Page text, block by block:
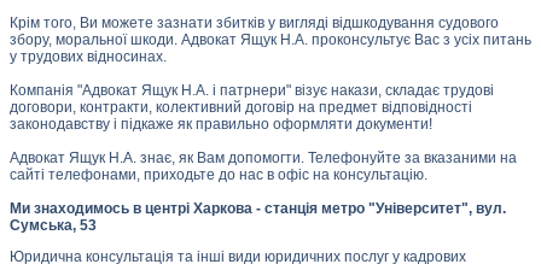
Крім того, Ви можете зазнати збитків у вигляді відшкодування судового
збору, моральної шкоди. Адвокат Ящук Н.А. проконсультує Вас з усіх питань
у трудових відносинах.
Компанія "Адвокат Ящук Н.А. і патрнери" візує накази, складає трудові
договори, контракти, колективний договір на предмет відповідності
законодавству і підкаже як правильно оформляти документи!
Адвокат Ящук Н.А. знає, як Вам допомогти. Телефонуйте за вказаними на
сайті телефонами, приходьте до нас в офіс на консультацію.
Ми знаходимось в центрі Харкова - станція метро "Університет", вул.
Сумська, 53
Юридична консультація та інші види юридичних послуг у кадрових